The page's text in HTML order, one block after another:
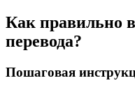
Как правильно
перевода?
Пошаговая